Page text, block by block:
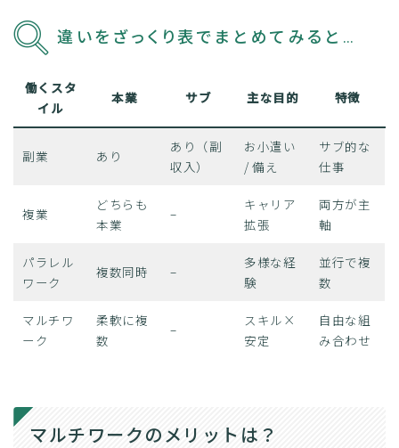
違いをざっくり表でまとめてみると…
働くスタ
イル
本業 サブ 主な目的 特徴
副業 あり
あり（副
収入）
お小遣い
/ 備え
サブ的な
仕事
複業
どちらも
本業
–
キャリア
拡張
両方が主
軸
パラレル
ワーク
複数同時 –
多様な経
験
並行で複
数
マルチワ
ーク
柔軟に複
数
–
スキル×
安定
自由な組
み合わせ
マルチワークのメリットは？